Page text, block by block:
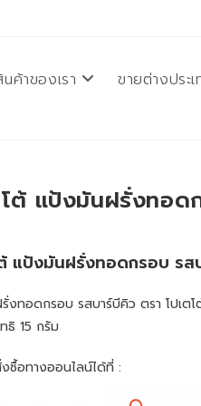
นค้าของเรา ขายต่างประ
โต้ แป้งมันฝรั่งทอด
แป้งมันฝรั่งทอดกรอบ รส
งทอดกรอบ รสบาร์บีคิว ตรา โปเตโ
ธิ 15 กรัม
ซื้อทางออนไลน์ได้ที่ :